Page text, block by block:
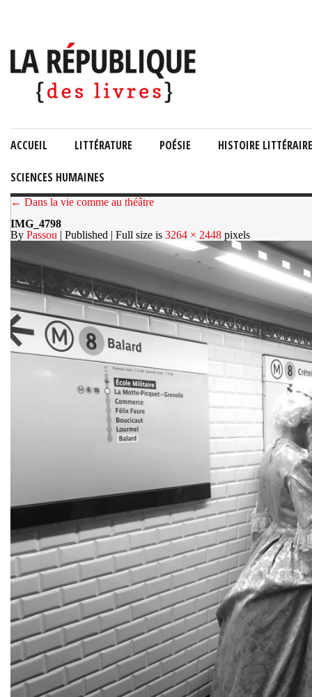
ACCUEIL LITTÉRATURE POÉSIE HISTOIRE LITTÉRAIRE
SCIENCES HUMAINES
← Dans la vie comme au théâtre
IMG_4798
By Passou | Published | Full size is 3264 × 2448 pixels